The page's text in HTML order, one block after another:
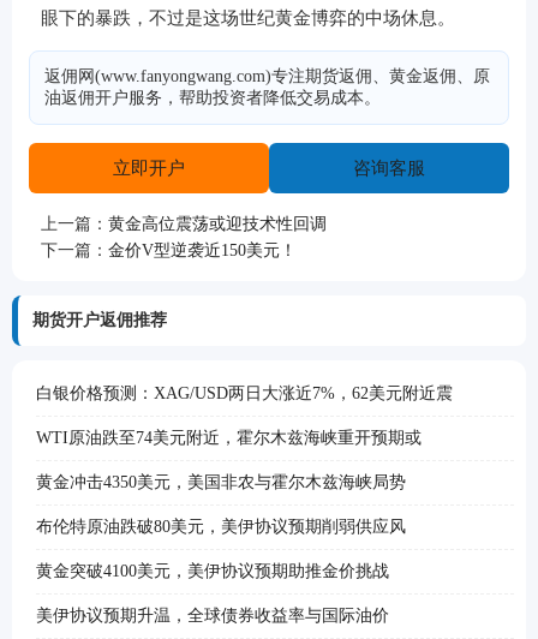
眼下的暴跌，不过是这场世纪黄金博弈的中场休息。
返佣网(www.fanyongwang.com)专注期货返佣、黄金返佣、原
油返佣开户服务，帮助投资者降低交易成本。
立即开户 咨询客服
上一篇： 黄金高位震荡或迎技术性回调
下一篇： 金价V型逆袭近150美元！
期货开户返佣推荐
白银价格预测：XAG/USD两日大涨近7%，62美元附近震
WTI原油跌至74美元附近，霍尔木兹海峡重开预期或
黄金冲击4350美元，美国非农与霍尔木兹海峡局势
布伦特原油跌破80美元，美伊协议预期削弱供应风
黄金突破4100美元，美伊协议预期助推金价挑战
美伊协议预期升温，全球债券收益率与国际油价